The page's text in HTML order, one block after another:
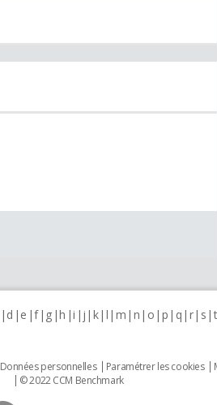
d e f g h i j k l m n o p q r s t
Données personnelles Paramétrer les cookies
© 2022 CCM Benchmark